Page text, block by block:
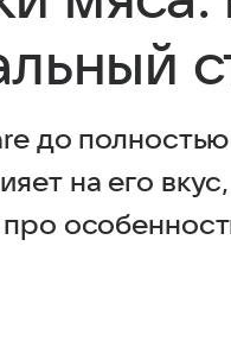
до полностью
на его вкус,